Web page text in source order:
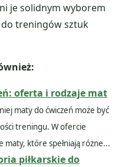
je solidnym wyborem
treningów sztuk
oferta i rodzaje mat
maty do ćwiczeń może być
treningu. W ofercie
które spełniają różne...
piłkarskie do